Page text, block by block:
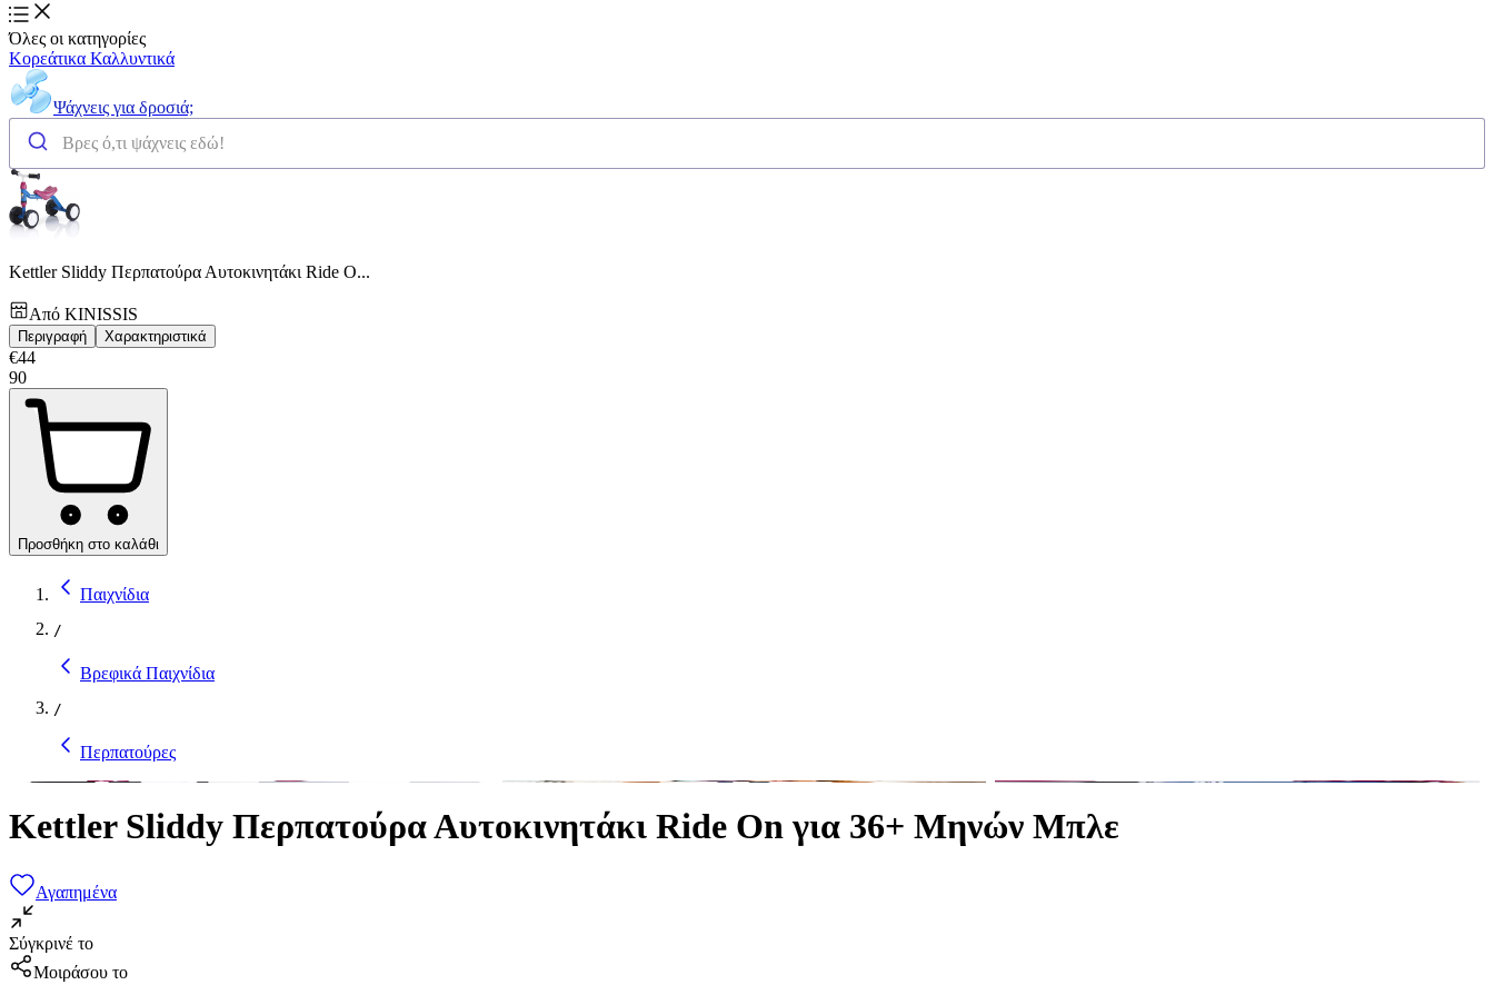
Όλες οι κατηγορίες
Κορεάτικα Καλλυντικά
Ψάχνεις για δροσιά;
Kettler Sliddy Περπατούρα Αυτοκινητάκι Ride O...
Από KINISSIS
Περιγραφή Χαρακτηριστικά
€44
90
Προσθήκη στο καλάθι
Παιχνίδια
/
Βρεφικά Παιχνίδια
/
Περπατούρες
Kettler Sliddy Περπατούρα Αυτοκινητάκι Ride On για 36+ Μηνών Μπλε
Αγαπημένα
Σύγκρινέ το
Μοιράσου το